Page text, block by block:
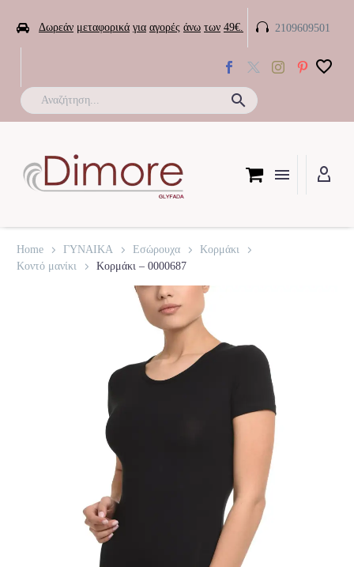
 Δωρεάν μεταφορικά για αγορές άνω των 49€. 
 2109609501
Home ΓΥΝΑΙΚΑ Εσώρουχα
Κορμάκι
Κοντό μανίκι
Κορμάκι – 0000687